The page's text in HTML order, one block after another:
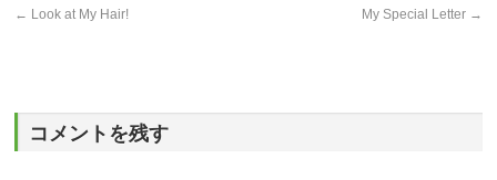
← Look at My Hair! My Special Letter →
コメントを残す